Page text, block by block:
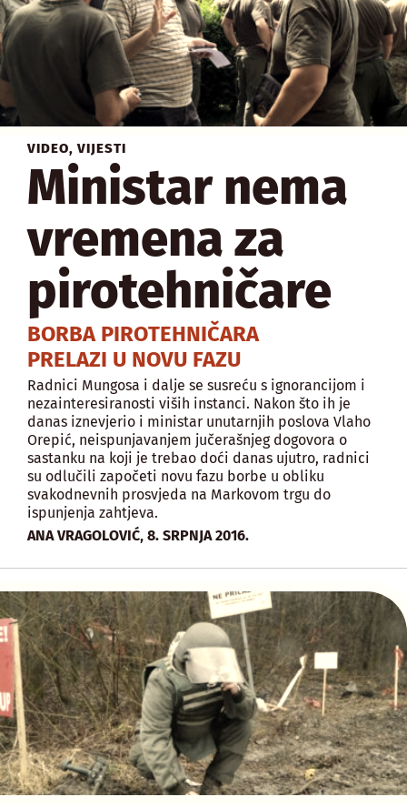
VIDEO,VIJESTI
Ministar nema
vremena za
pirotehničare
BORBA PIROTEHNIČARA
PRELAZI U NOVU FAZU
Radnici Mungosa i dalje se susreću s ignorancijom i
nezainteresiranosti viših instanci. Nakon što ih je
danas iznevjerio i ministar unutarnjih poslova Vlaho
Orepić, neispunjavanjem jučerašnjeg dogovora o
sastanku na koji je trebao doći danas ujutro, radnici
su odlučili započeti novu fazu borbe u obliku
svakodnevnih prosvjeda na Markovom trgu do
ispunjenja zahtjeva.
ANA VRAGOLOVIĆ, 8. SRPNJA 2016.